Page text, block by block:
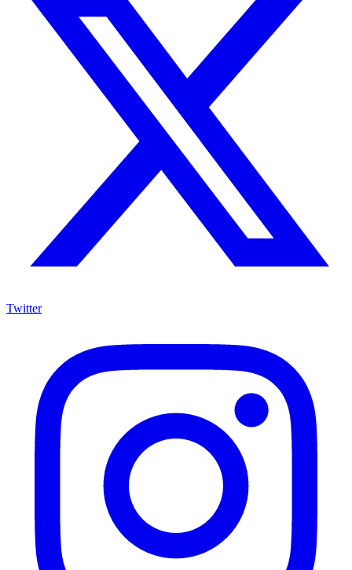
Twitter